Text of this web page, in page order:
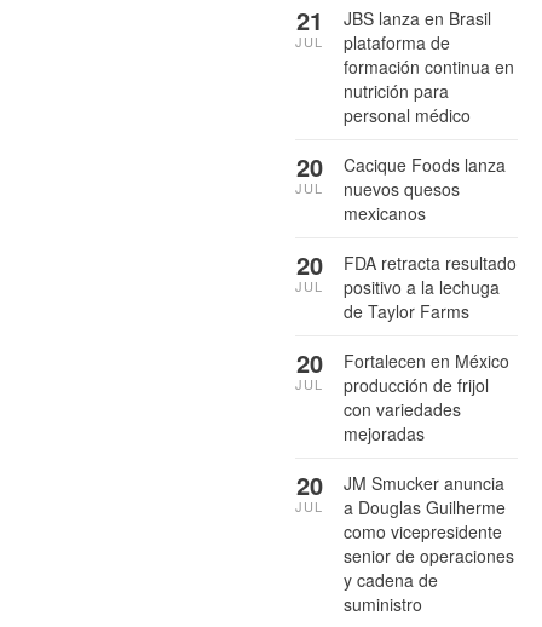
JBS lanza en Brasil
plataforma de
formación continua en
nutrición para
personal médico
21
JUL
Cacique Foods lanza
nuevos quesos
mexicanos
20
JUL
FDA retracta resultado
positivo a la lechuga
de Taylor Farms
20
JUL
Fortalecen en México
producción de frijol
con variedades
mejoradas
20
JUL
JM Smucker anuncia
a Douglas Guilherme
como vicepresidente
senior de operaciones
y cadena de
suministro
20
JUL